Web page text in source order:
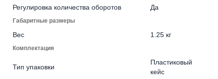
Регулировка количества оборотов
Да
Габаритные размеры
Вес 1.25 кг
Комплектация
Тип упаковки
Пластиковый
кейс